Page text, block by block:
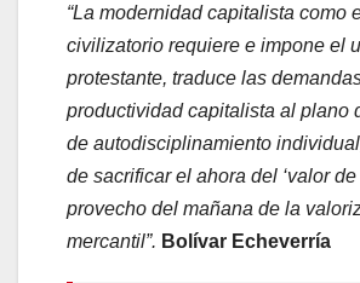
“La modernidad capitalista como
civilizatorio requiere e impone el
protestante, traduce las
productividad capitalista al plano
de autodisciplinamiento
de sacrificar el ahora del ‘valor de
provecho del mañana de la
mercantil”. Bolívar Echeverría